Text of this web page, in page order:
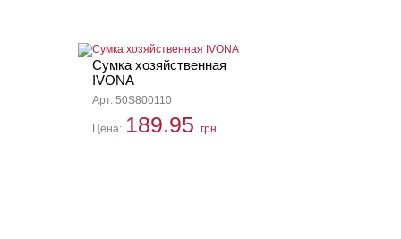
Сумка хозяйственная
IVONA
Арт. 50S800110
Цена: 189.95 грн